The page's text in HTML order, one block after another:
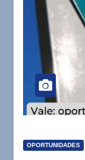
OPORTUNIDADES